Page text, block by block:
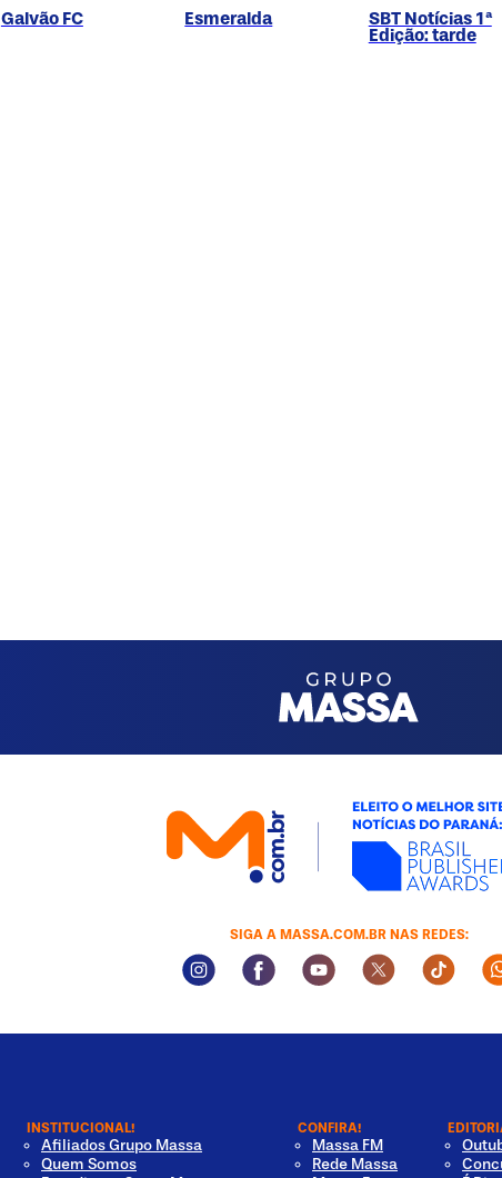
Galvão FC Esmeralda SBT Notícias 1ª
Edição: tarde
SIGA A MASSA.COM.BR NAS REDES:
Instagram Social Media
Facebook Social Media
Youtube Social
Twitter Social
INSTITUCIONAL!
Afiliados Grupo Massa
Quem Somos
CONFIRA!
Massa FM
Rede Massa